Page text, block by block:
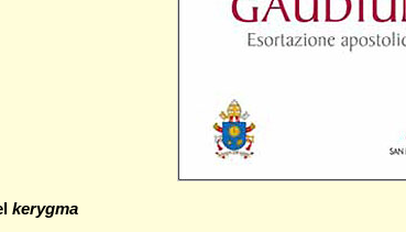
kerygma